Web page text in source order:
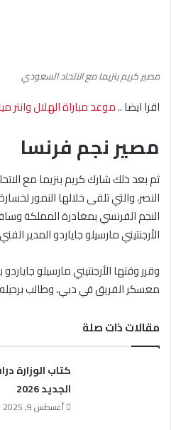
مصير كريم بنزيما مع الاتحاد السعودي
اقرا ايضا ..موعد مباراة الهلال وانتر
مصير نجم فرنسا
ثم بعد ذلك شارك كريم بنزيما مع
النصر، والتي تلقى خلالها النمور
النجم الفرنسي بمغادرة المملكة
الأرجنتيني مارسيلو جاياردو المدير
وقرر وقتها الأرجنتيني مارسيلو
معسكر الفريق في دبي، وطالب
مقالات ذات صلة
كتاب الوزارة
الجديد 2026
أغسطس 9, 2025